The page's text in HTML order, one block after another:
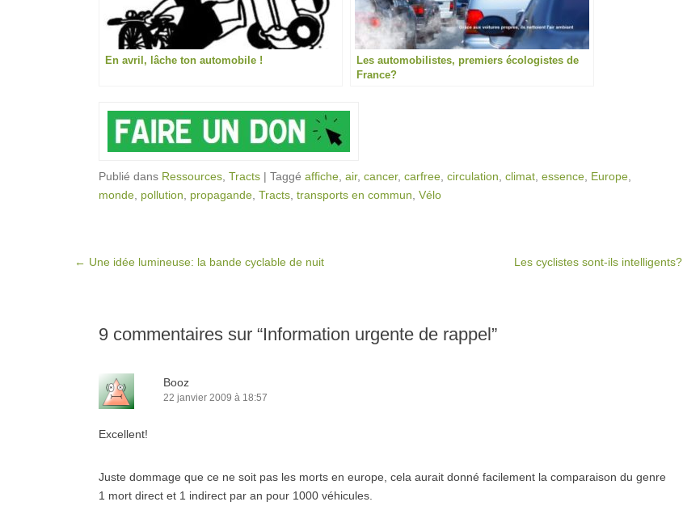
En avril, lâche ton automobile !
Les automobilistes, premiers écologistes de
France?
Publié dans Ressources Tracts | Taggé affiche air, cancer, carfree circulation climat essence Europe
monde pollution propagande Tracts transports en commun Vélo
Post navigation
← Une idée lumineuse: la bande cyclable de nuit Les cyclistes sont-ils intelligents?
9 commentaires sur “Information urgente de rappel”
Booz
22 janvier 2009 à 18:57
Excellent!
Juste dommage que ce ne soit pas les morts en europe, cela aurait donné facilement la comparaison du genre
1 mort direct et 1 indirect par an pour 1000 véhicules.